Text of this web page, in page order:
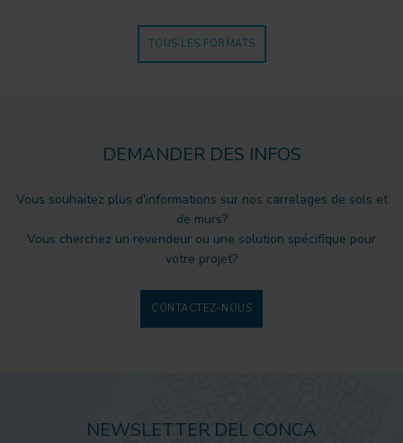
TOUS LES FORMATS
DEMANDER DES INFOS
Vous souhaitez plus d'informations sur nos carrelages de sols et
de murs?
Vous cherchez un revendeur ou une solution spécifique pour
votre projet?
CONTACTEZ-NOUS
NEWSLETTER DEL CONCA